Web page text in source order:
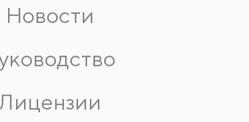
Новости